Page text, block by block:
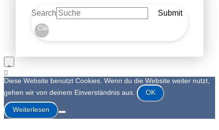
Search Submit
Clear
Diese Website benutzt Cookies. Wenn du die Website weiter nutzt,
gehen wir von deinem Einverständnis aus.
OK
Weiterlesen